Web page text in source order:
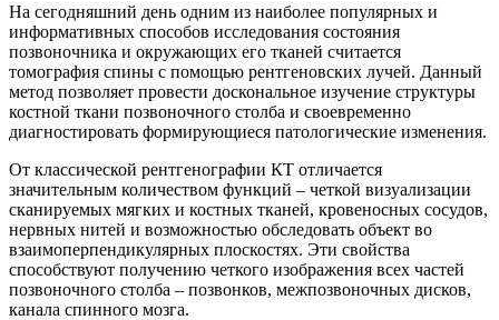
На сегодняшний день одним из наиболее популярных и
информативных способов исследования состояния
позвоночника и окружающих его тканей считается
томография спины с помощью рентгеновских лучей. Данный
метод позволяет провести доскональное изучение структуры
костной ткани позвоночного столба и своевременно
диагностировать формирующиеся патологические изменения.
От классической рентгенографии КТ отличается
значительным количеством функций – четкой визуализации
сканируемых мягких и костных тканей, кровеносных сосудов,
нервных нитей и возможностью обследовать объект во
взаимоперпендикулярных плоскостях. Эти свойства
способствуют получению четкого изображения всех частей
позвоночного столба – позвонков, межпозвоночных дисков,
канала спинного мозга.